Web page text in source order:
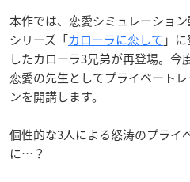
本作では、恋愛シミュレーショ
シリーズ「カローラに恋して 」
したカローラ3兄弟が再登場。今
恋愛の先生としてプライベートレ
ンを開講します。
個性的な3人による怒涛のプライ
に…？